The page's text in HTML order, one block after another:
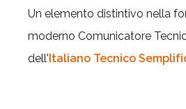
Un elemento distintivo nella
moderno Comunicatore
dell'Italiano Tecnico